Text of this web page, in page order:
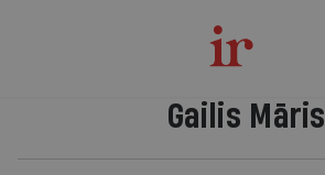
Gailis Māris